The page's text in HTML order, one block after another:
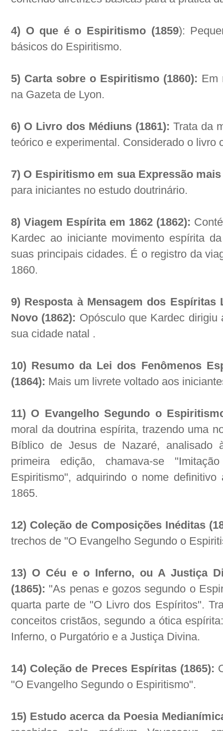
4) O que é o Espiritismo (1859):
básicos do Espiritismo.
5) Carta sobre o Espiritismo (1860): Em
na Gazeta de Lyon.
6) O Livro dos Médiuns (1861):Trata da
teórico e experimental. Considerado o livro
7) O Espiritismo em sua Expressão
para iniciantes no estudo doutrinário.
8) Viagem Espírita em 1862 (1862):
Kardec ao iniciante movimento espírita
suas principais cidades. É o registro da
1860.
9) Resposta à Mensagem dos
Novo (1862): Opósculo que Kardec
sua cidade natal .
10) Resumo da Lei dos Fenômenos
(1864): Mais um livrete voltado aos
11) O Evangelho Segundo o
moral da doutrina espírita, trazendo uma
Bíblico de Jesus de Nazaré, analisado
primeira edição, chamava-se
Espiritismo", adquirindo o nome
1865.
12) Coleção de Composições Inéditas
trechos de "O Evangelho Segundo o
13) O Céu e o Inferno, ou A Justiça
(1865): "As penas e gozos segundo o
quarta parte de "O Livro dos Espíritos".
conceitos cristãos, segundo a ótica
Inferno, o Purgatório e a Justiça Divina.
14) Coleção de Preces Espíritas (1865):
"O Evangelho Segundo o Espiritismo".
15) Estudo acerca da Poesia